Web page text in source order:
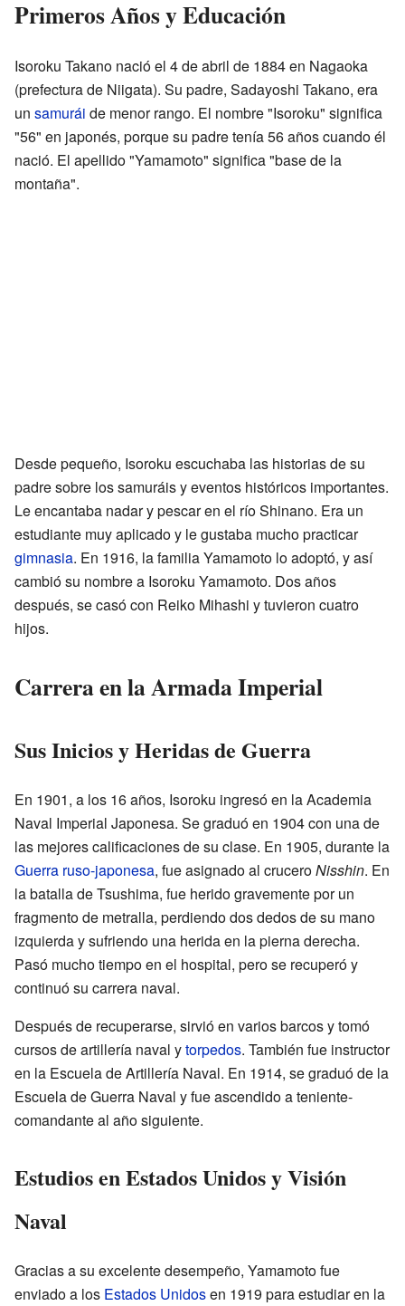
Primeros Años y Educación
Isoroku Takano nació el 4 de abril de 1884 en Nagaoka
(prefectura de Niigata). Su padre, Sadayoshi Takano, era
un samurái de menor rango. El nombre "Isoroku" significa
"56" en japonés, porque su padre tenía 56 años cuando él
nació. El apellido "Yamamoto" significa "base de la
montaña".
Desde pequeño, Isoroku escuchaba las historias de su
padre sobre los samuráis y eventos históricos importantes.
Le encantaba nadar y pescar en el río Shinano. Era un
estudiante muy aplicado y le gustaba mucho practicar
gimnasia. En 1916, la familia Yamamoto lo adoptó, y así
cambió su nombre a Isoroku Yamamoto. Dos años
después, se casó con Reiko Mihashi y tuvieron cuatro
hijos.
Carrera en la Armada Imperial
Sus Inicios y Heridas de Guerra
En 1901, a los 16 años, Isoroku ingresó en la Academia
Naval Imperial Japonesa. Se graduó en 1904 con una de
las mejores calificaciones de su clase. En 1905, durante la
Guerra ruso-japonesa, fue asignado al cruceroNisshin. En
la batalla de Tsushima, fue herido gravemente por un
fragmento de metralla, perdiendo dos dedos de su mano
izquierda y sufriendo una herida en la pierna derecha.
Pasó mucho tiempo en el hospital, pero se recuperó y
continuó su carrera naval.
Después de recuperarse, sirvió en varios barcos y tomó
cursos de artillería naval ytorpedos. También fue instructor
en la Escuela de Artillería Naval. En 1914, se graduó de la
Escuela de Guerra Naval y fue ascendido a teniente-
comandante al año siguiente.
Estudios en Estados Unidos y Visión
Naval
Gracias a su excelente desempeño, Yamamoto fue
enviado a los Estados Unidosen 1919 para estudiar en la